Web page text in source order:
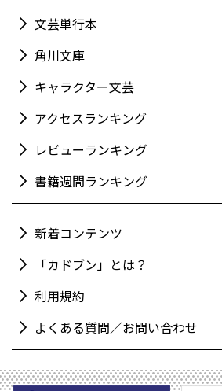
文芸単行本
角川文庫
キャラクター文芸
アクセスランキング
レビューランキング
書籍週間ランキング
新着コンテンツ
「カドブン」とは？
利用規約
よくある質問／お問い合わせ